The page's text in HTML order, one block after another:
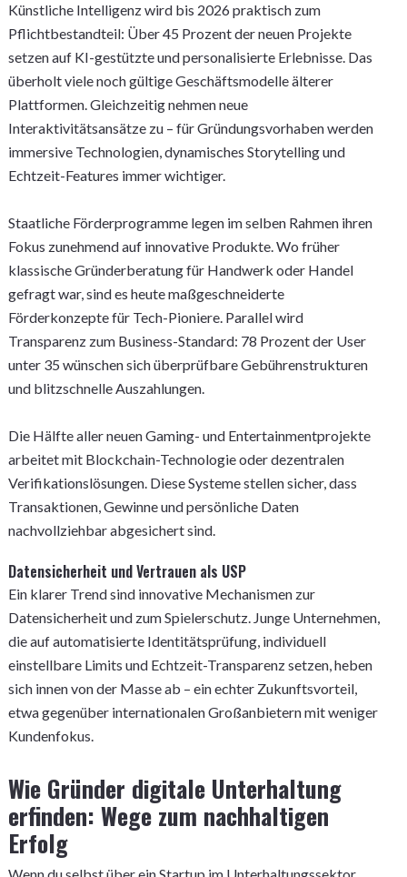
Künstliche Intelligenz wird bis 2026 praktisch zum
Pflichtbestandteil: Über 45 Prozent der neuen Projekte
setzen auf KI-gestützte und personalisierte Erlebnisse. Das
überholt viele noch gültige Geschäftsmodelle älterer
Plattformen. Gleichzeitig nehmen neue
Interaktivitätsansätze zu – für Gründungsvorhaben werden
immersive Technologien, dynamisches Storytelling und
Echtzeit-Features immer wichtiger.
Staatliche Förderprogramme legen im selben Rahmen ihren
Fokus zunehmend auf innovative Produkte. Wo früher
klassische Gründerberatung für Handwerk oder Handel
gefragt war, sind es heute maßgeschneiderte
Förderkonzepte für Tech-Pioniere. Parallel wird
Transparenz zum Business-Standard: 78 Prozent der User
unter 35 wünschen sich überprüfbare Gebührenstrukturen
und blitzschnelle Auszahlungen.
Die Hälfte aller neuen Gaming- und Entertainmentprojekte
arbeitet mit Blockchain-Technologie oder dezentralen
Verifikationslösungen. Diese Systeme stellen sicher, dass
Transaktionen, Gewinne und persönliche Daten
nachvollziehbar abgesichert sind.
Datensicherheit und Vertrauen als USP
Ein klarer Trend sind innovative Mechanismen zur
Datensicherheit und zum Spielerschutz. Junge Unternehmen,
die auf automatisierte Identitätsprüfung, individuell
einstellbare Limits und Echtzeit-Transparenz setzen, heben
sich innen von der Masse ab – ein echter Zukunftsvorteil,
etwa gegenüber internationalen Großanbietern mit weniger
Kundenfokus.
Wie Gründer digitale Unterhaltung
erfinden: Wege zum nachhaltigen
Erfolg